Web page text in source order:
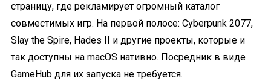
страницу, где рекламирует огромный каталог
совместимых игр. На первой полосе: Cyberpunk 2077,
Slay the Spire, Hades II и другие проекты, которые и
так доступны на macOS нативно. Посредник в виде
GameHub для их запуска не требуется.